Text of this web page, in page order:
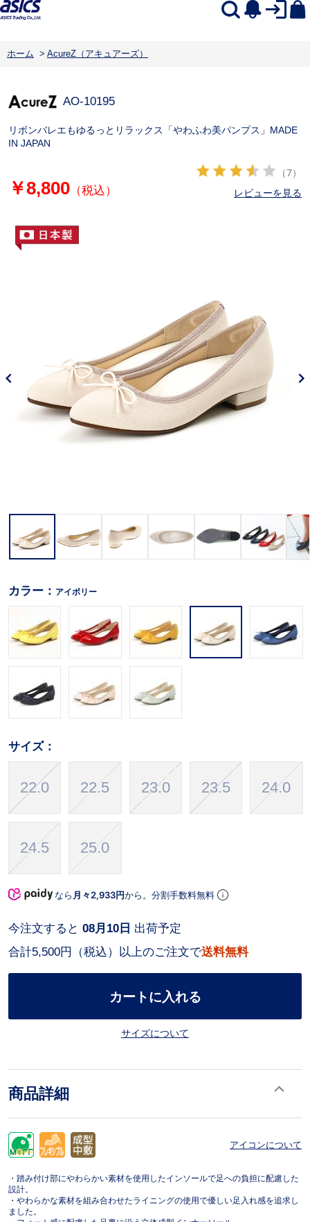
ホーム > AcureZ（アキュアーズ）
AO-10195
リボンバレエもゆるっとリラックス「やわふわ美パンプス」MADE
IN JAPAN
￥8,800（税込）
（7）
レビューを見る
カラー： アイボリー
サイズ：
22.0 22.5 23.0 23.5 24.0
24.5 25.0
なら 月々2,933円から。分割手数料無料
合計5,500円（税込）以上のご注文で送料無料
今注文すると 08月10日 出荷予定
カートに入れる
サイズについて
商品詳細
アイコンについて
・踏み付け部にやわらかい素材を使用したインソールで足への負担に配慮した
設計。
・やわらかな素材を組み合わせたライニングの使用で優しい足入れ感を追求し
ました。